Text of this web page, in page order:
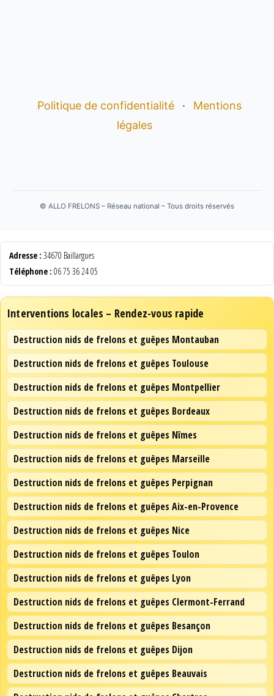
Politique de confidentialité ·
Mentions
légales
© ALLO FRELONS – Réseau national – Tous droits réservés
Adresse : 34670 Baillargues
Téléphone : 06 75 36 24 05
Interventions locales – Rendez-vous rapide
Destruction nids de frelons et guêpes Montauban
Destruction nids de frelons et guêpes Toulouse
Destruction nids de frelons et guêpes Montpellier
Destruction nids de frelons et guêpes Bordeaux
Destruction nids de frelons et guêpes Nîmes
Destruction nids de frelons et guêpes Marseille
Destruction nids de frelons et guêpes Perpignan
Destruction nids de frelons et guêpes Aix-en-Provence
Destruction nids de frelons et guêpes Nice
Destruction nids de frelons et guêpes Toulon
Destruction nids de frelons et guêpes Lyon
Destruction nids de frelons et guêpes Clermont-Ferrand
Destruction nids de frelons et guêpes Besançon
Destruction nids de frelons et guêpes Dijon
Destruction nids de frelons et guêpes Beauvais